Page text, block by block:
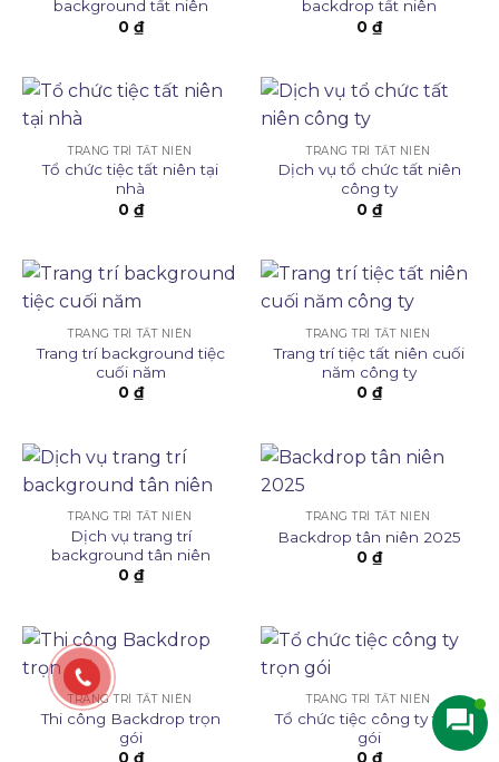
background tất niên
0 ₫
backdrop tất niên
0 ₫
TRANG TRÍ TẤT NIÊN
Tổ chức tiệc tất niên tại
nhà
0 ₫
TRANG TRÍ TẤT NIÊN
Dịch vụ tổ chức tất niên
công ty
0 ₫
TRANG TRÍ TẤT NIÊN
Trang trí background tiệc
cuối năm
0 ₫
TRANG TRÍ TẤT NIÊN
Trang trí tiệc tất niên cuối
năm công ty
0 ₫
TRANG TRÍ TẤT NIÊN
Dịch vụ trang trí
background tân niên
0 ₫
TRANG TRÍ TẤT NIÊN
Backdrop tân niên 2025
0 ₫
TRANG TRÍ TẤT NIÊN
Thi công Backdrop trọn
gói
0 ₫
TRANG TRÍ TẤT NIÊN
Tổ chức tiệc công ty trọn
gói
0 ₫